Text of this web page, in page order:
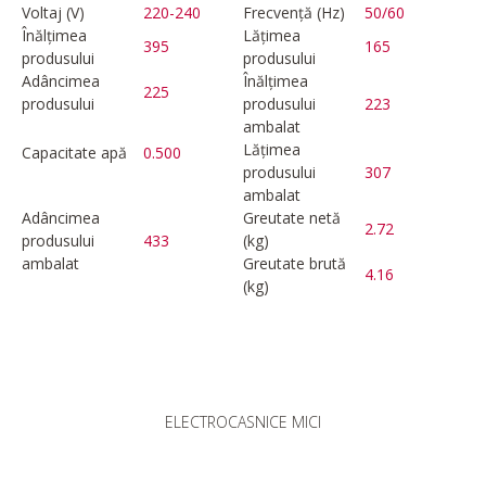
Voltaj (V) 220-240 Frecvență (Hz)
50/60
Înălțimea
produsului
395
Lățimea
produsului
165
Adâncimea
produsului
225
Înălțimea
produsului
ambalat
223
Capacitate apă 0.500
Lățimea
produsului
ambalat
307
Adâncimea
produsului
ambalat
433
Greutate netă
(kg)
2.72
Greutate brută
(kg)
4.16
ELECTROCASNICE MICI